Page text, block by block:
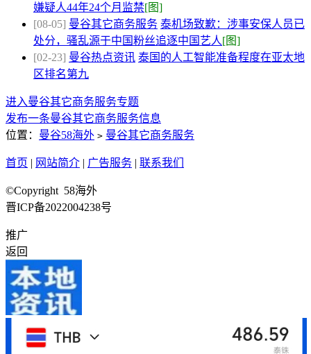
嫌疑人44年24个月监禁[图]
[08-05] 曼谷其它商务服务 泰机场致歉：涉事安保人员已
处分，骚乱源于中国粉丝追逐中国艺人[图]
[02-23] 曼谷热点资讯 泰国的人工智能准备程度在亚太地
区排名第九
进入曼谷其它商务服务专题
发布一条曼谷其它商务服务信息
位置： 曼谷58海外 > 曼谷其它商务服务
首页 | 网站简介 | 广告服务 | 联系我们
©Copyright 58海外
晋ICP备2022004238号
推广
返回